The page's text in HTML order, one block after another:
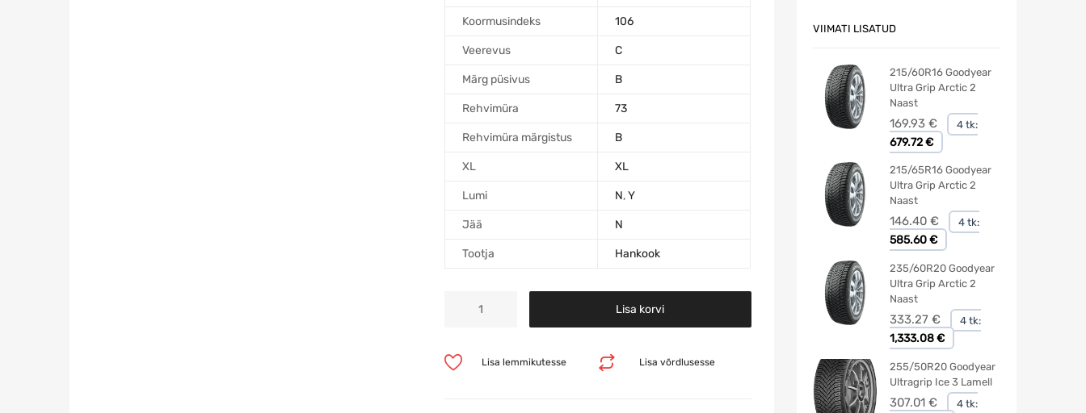
Koormusindeks 106
Veerevus C
Märg püsivus B
Rehvimüra 73
Rehvimüra märgistus B
XL XL
Lumi N,Y
Jää N
Tootja Hankook
Lisa korvi
Lisa võrdlusesse
Lisa lemmikutesse
VIIMATI LISATUD
215/60R16 Goodyear
Ultra Grip Arctic 2
Naast
169.93 € 4 tk:
679.72 €
215/65R16 Goodyear
Ultra Grip Arctic 2
Naast
146.40 € 4 tk:
585.60 €
235/60R20 Goodyear
Ultra Grip Arctic 2
Naast
333.27 € 4 tk:
1,333.08 €
255/50R20 Goodyear
Ultragrip Ice 3 Lamell
307.01 € 4 tk: